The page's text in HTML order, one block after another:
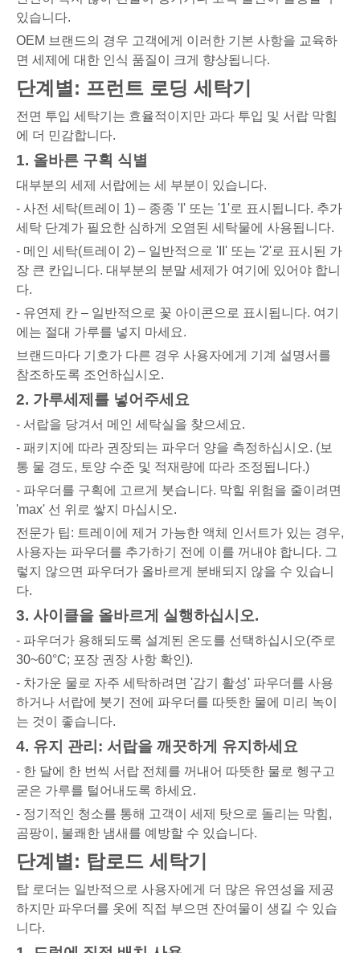
있습니다.
OEM 브랜드의 경우 고객에게 이러한 기본 사항을 교육하
면 세제에 대한 인식 품질이 크게 향상됩니다.
단계별: 프런트 로딩 세탁기
전면 투입 세탁기는 효율적이지만 과다 투입 및 서랍 막힘
에 더 민감합니다.
1. 올바른 구획 식별
대부분의 세제 서랍에는 세 부분이 있습니다.
- 사전 세탁(트레이 1) – 종종 'I' 또는 '1'로 표시됩니다. 추가
세탁 단계가 필요한 심하게 오염된 세탁물에 사용됩니다.
- 메인 세탁(트레이 2) – 일반적으로 'II' 또는 '2'로 표시된 가
장 큰 칸입니다. 대부분의 분말 세제가 여기에 있어야 합니
다.
- 유연제 칸 – 일반적으로 꽃 아이콘으로 표시됩니다. 여기
에는 절대 가루를 넣지 마세요.
브랜드마다 기호가 다른 경우 사용자에게 기계 설명서를
참조하도록 조언하십시오.
2. 가루세제를 넣어주세요
- 서랍을 당겨서 메인 세탁실을 찾으세요.
- 패키지에 따라 권장되는 파우더 양을 측정하십시오. (보
통 물 경도, 토양 수준 및 적재량에 따라 조정됩니다.)
- 파우더를 구획에 고르게 붓습니다. 막힐 위험을 줄이려면
'max' 선 위로 쌓지 마십시오.
전문가 팁: 트레이에 제거 가능한 액체 인서트가 있는 경우,
사용자는 파우더를 추가하기 전에 이를 꺼내야 합니다. 그
렇지 않으면 파우더가 올바르게 분배되지 않을 수 있습니
다.
3. 사이클을 올바르게 실행하십시오.
- 파우더가 용해되도록 설계된 온도를 선택하십시오(주로
30~60°C; 포장 권장 사항 확인).
- 차가운 물로 자주 세탁하려면 '감기 활성' 파우더를 사용
하거나 서랍에 붓기 전에 파우더를 따뜻한 물에 미리 녹이
는 것이 좋습니다.
4. 유지 관리: 서랍을 깨끗하게 유지하세요
- 한 달에 한 번씩 서랍 전체를 꺼내어 따뜻한 물로 헹구고
굳은 가루를 털어내도록 하세요.
- 정기적인 청소를 통해 고객이 세제 탓으로 돌리는 막힘,
곰팡이, 불쾌한 냄새를 예방할 수 있습니다.
단계별: 탑로드 세탁기
탑 로더는 일반적으로 사용자에게 더 많은 유연성을 제공
하지만 파우더를 옷에 직접 부으면 잔여물이 생길 수 있습
니다.